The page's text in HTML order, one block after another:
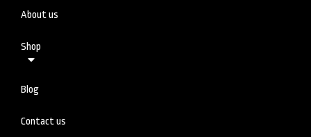
About us
Shop
Blog
Contact us